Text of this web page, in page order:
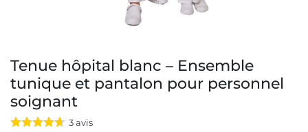
Tenue hôpital blanc – Ensemble
tunique et pantalon pour personnel
soignant
3avis